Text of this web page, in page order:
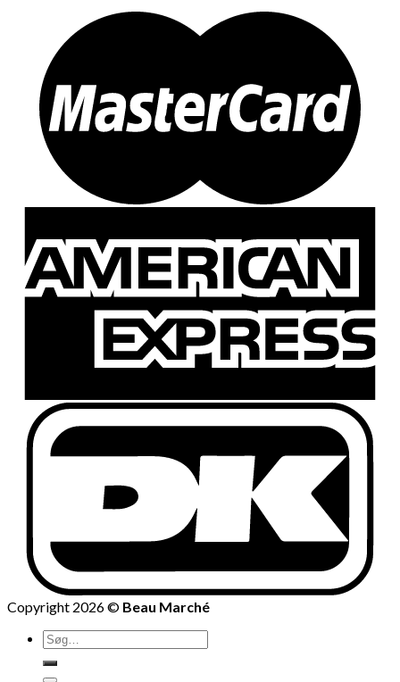
Copyright 2026 © Beau Marché
Søg
efter: